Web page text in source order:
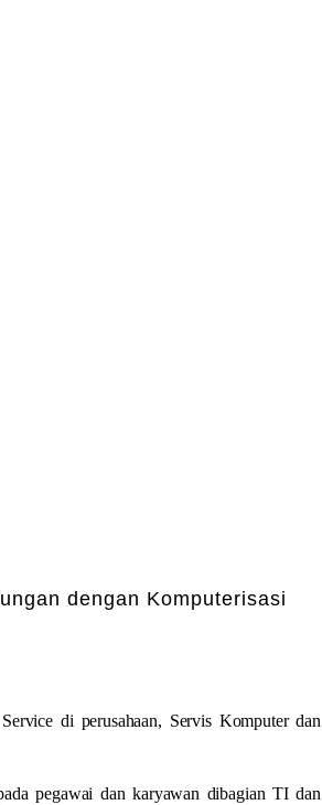
dengan Komputerisasi
di perusahaan, Servis Komputer dan
pegawai dan karyawan dibagian TI dan